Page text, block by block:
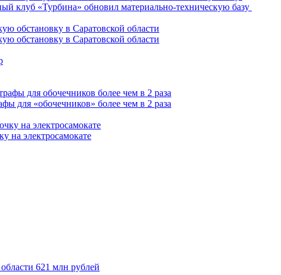
клуб «Турбина» обновил материально-техническую базу
обстановку в Саратовской области
для «обочечников» более чем в 2 раза
на электросамокате
621 млн рублей